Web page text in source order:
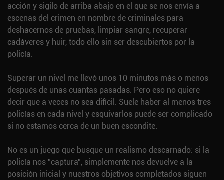
acción y sigilo de arriba abajo en el que se nos envía a
escenas del crimen en nombre de criminales para
deshacernos de pruebas, limpiar sangre, recuperar
cadáveres y huir, todo ello sin ser descubiertos por la
policía.
Superar un nivel me llevó unos 10 minutos más o menos
después de unas cuantas pasadas. Pero eso no quiere
decir que a veces no sea difícil. Suele haber al menos tres
policías en cada nivel y esquivarlos puede ser complicado
si no estamos cerca de un buen escondite.
No es un juego que busque un realismo descarnado: si la
policía nos "captura", simplemente nos devuelve a la
posición inicial y nuestros objetivos completados siguen